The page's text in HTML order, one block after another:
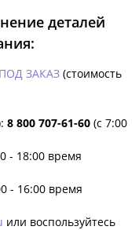
деталей
ЗАКАЗ (стоимость
8 800 707-61-60 (с 7:00
- 18:00 время
- 16:00 время
или воспользуйтесь